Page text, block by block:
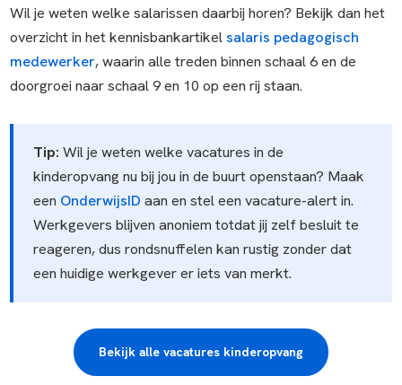
Wil je weten welke salarissen daarbij horen? Bekijk dan het
overzicht in het kennisbankartikelsalaris pedagogisch
medewerker, waarin alle treden binnen schaal 6 en de
doorgroei naar schaal 9 en 10 op een rij staan.
Tip: Wil je weten welke vacatures in de
kinderopvang nu bij jou in de buurt openstaan? Maak
een OnderwijsID aan en stel een vacature-alert in.
Werkgevers blijven anoniem totdat jij zelf besluit te
reageren, dus rondsnuffelen kan rustig zonder dat
een huidige werkgever er iets van merkt.
Bekijk alle vacatures kinderopvang